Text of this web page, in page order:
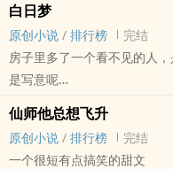
古代 - 宫廷侯爵 - 天作之合
武力值Max易燃易炸话废锦衣
白日梦
原创小说 / 排行榜
完结
房子里多了一个看不见的人
是写意呢
完结 - 小甜饼 - 狗血 - 多重视角
这是个有病的患者和努力给患
仙师他总想飞升
原创小说 / 排行榜
完结
一个很短有点搞笑的甜文